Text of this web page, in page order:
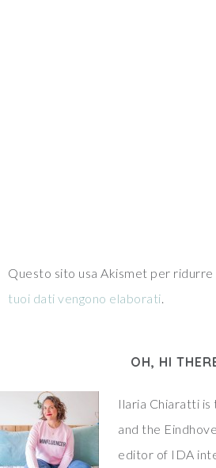
Questo sito usa Akismet per ridurre
tuoi dati vengono elaborati.
OH, HI
Ilaria Chiaratti
and the
editor of IDA